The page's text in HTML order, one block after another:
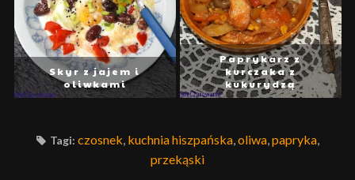
Skyr z jajem i
oliwkami
Paprykarz z
kurczaka z
kukurydzą
Tagi: czosnek kuchnia hiszpańska, oliwa, papryka,
przekąski